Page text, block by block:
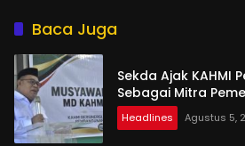
Baca Juga
Sekda Ajak KAHMI
Sebagai Mitra
Headlines Agustus 5,